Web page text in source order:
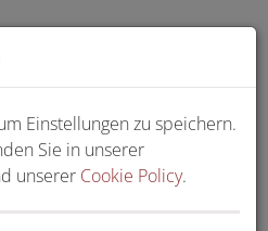
Einstellungen zu speichern.
Sie in unserer
unserer Cookie Policy.